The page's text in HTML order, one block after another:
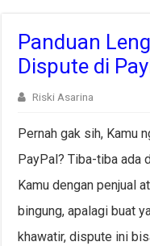
Panduan
Dispute di
Riski Asarina
Pernah gak sih, Kamu
PayPal? Tiba-tiba ada
Kamu dengan penjual
bingung, apalagi buat
khawatir, dispute ini